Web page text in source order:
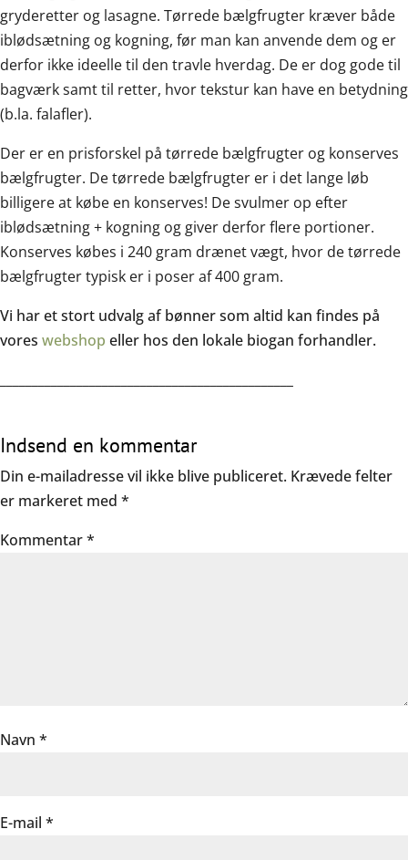
gryderetter og lasagne. Tørrede bælgfrugter kræver både
iblødsætning og kogning, før man kan anvende dem og er
derfor ikke ideelle til den travle hverdag. De er dog gode til
bagværk samt til retter, hvor tekstur kan have en betydning
(b.la. falafler).
Der er en prisforskel på tørrede bælgfrugter og konserves
bælgfrugter. De tørrede bælgfrugter er i det lange løb
billigere at købe en konserves! De svulmer op efter
iblødsætning + kogning og giver derfor flere portioner.
Konserves købes i 240 gram drænet vægt, hvor de tørrede
bælgfrugter typisk er i poser af 400 gram.
Vi har et stort udvalg af bønner som altid kan findes på
vores webshop eller hos den lokale biogan forhandler.
Indsend en kommentar
Din e-mailadresse vil ikke blive publiceret. Krævede felter
er markeret med *
Kommentar*
Navn *
E-mail *